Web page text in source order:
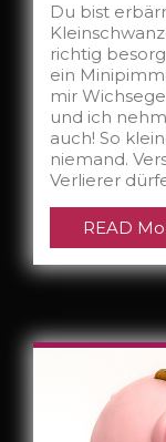
Du bist
richtig
ein
mir
und ich
auch! So
niemand.
Verlierer
READ